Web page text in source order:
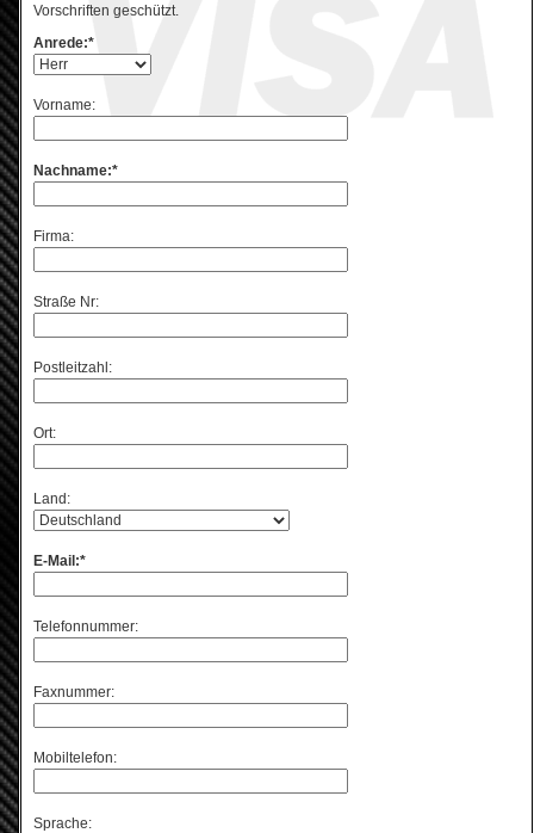
Vorschriften geschützt.
Anrede:*
Vorname:
Nachname:*
Firma:
Straße Nr:
Postleitzahl:
Ort:
Land:
E-Mail:*
Telefonnummer:
Faxnummer:
Mobiltelefon:
Sprache: